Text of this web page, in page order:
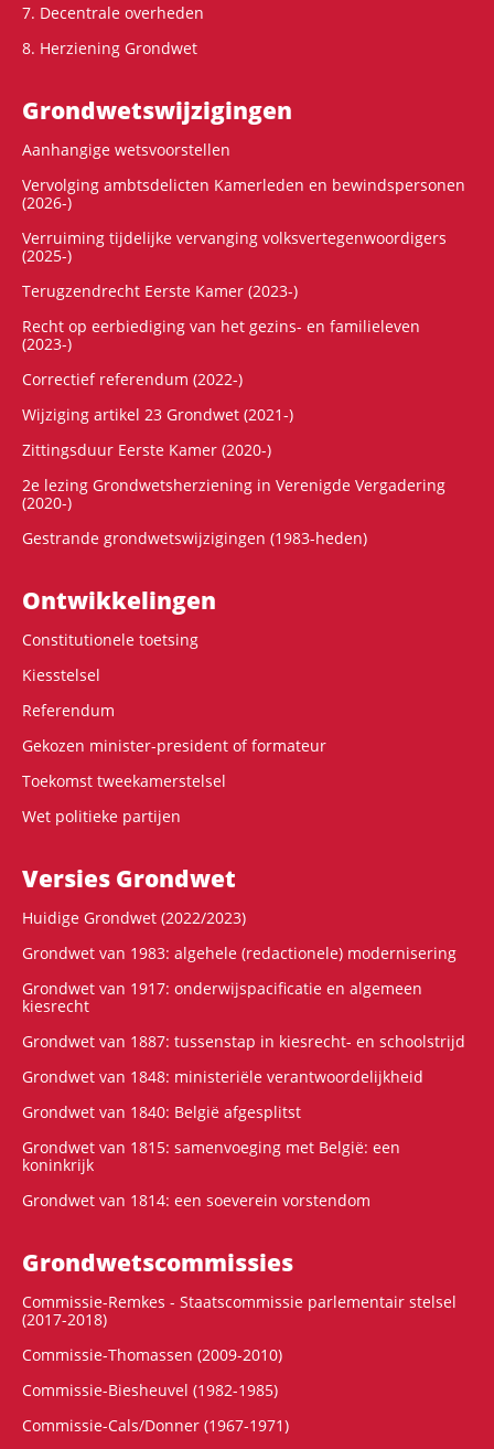
7. Decentrale overheden
8. Herziening Grondwet
Grondwets­wijzigingen
Aanhangige wetsvoorstellen
Vervolging ambtsdelicten Kamerleden en bewindspersonen
(2026-)
Verruiming tijdelijke vervanging volksvertegenwoordigers
(2025-)
Terugzendrecht Eerste Kamer (2023-)
Recht op eerbiediging van het gezins- en familieleven
(2023-)
Correctief referendum (2022-)
Wijziging artikel 23 Grondwet (2021-)
Zittingsduur Eerste Kamer (2020-)
2e lezing Grondwetsherziening in Verenigde Vergadering
(2020-)
Gestrande grondwetswijzigingen (1983-heden)
Ontwikke­lingen
Constitutionele toetsing
Kiesstelsel
Referendum
Gekozen minister-president of formateur
Toekomst tweekamerstelsel
Wet politieke partijen
Versies Grondwet
Huidige Grondwet (2022/2023)
Grondwet van 1983: algehele (redactionele) modernisering
Grondwet van 1917: onderwijspacificatie en algemeen
kiesrecht
Grondwet van 1887: tussenstap in kiesrecht- en schoolstrijd
Grondwet van 1848: ministeriële verantwoordelijkheid
Grondwet van 1840: België afgesplitst
Grondwet van 1815: samenvoeging met België: een
koninkrijk
Grondwet van 1814: een soeverein vorstendom
Grondwets­commissies
Commissie-Remkes - Staatscommissie parlementair stelsel
(2017-2018)
Commissie-Thomassen (2009-2010)
Commissie-Biesheuvel (1982-1985)
Commissie-Cals/Donner (1967-1971)